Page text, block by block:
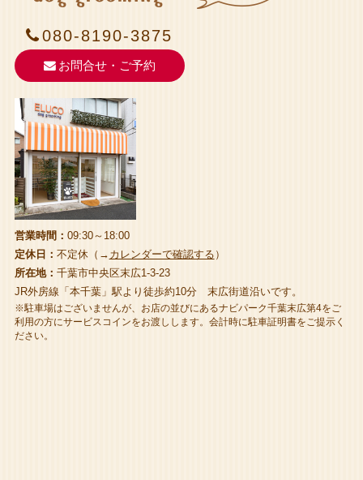
080-8190-3875
お問合せ・ご予約
営業時間： 09:30～18:00
定休日： 不定休（→ カレンダーで確認する ）
所在地： 千葉市中央区末広1-3-23
JR外房線「本千葉」駅より徒歩約10分 末広街道沿いです。
※駐車場はございませんが、お店の並びにあるナビパーク千葉末広第4をご
利用の方にサービスコインをお渡しします。会計時に駐車証明書をご提示く
ださい。